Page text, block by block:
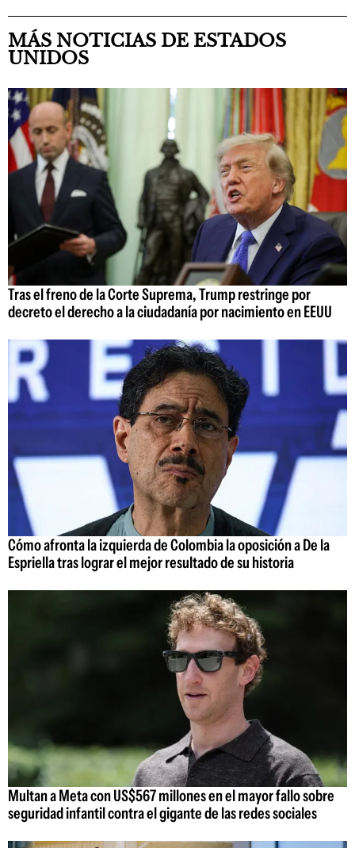
MÁS NOTICIAS DE ESTADOS
UNIDOS
Tras el freno de la Corte Suprema, Trump restringe por
decreto el derecho a la ciudadanía por nacimiento en EEUU
Cómo afronta la izquierda de Colombia la oposición a De la
Espriella tras lograr el mejor resultado de su historia
Multan a Meta con US$567 millones en el mayor fallo sobre
seguridad infantil contra el gigante de las redes sociales